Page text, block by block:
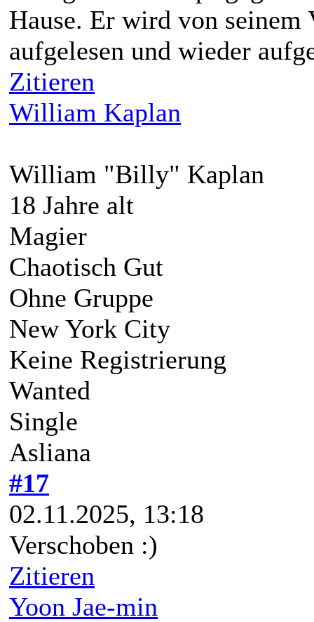
Hause. Er wird von seinem
aufgelesen und wieder
Zitieren
William Kaplan
William "Billy" Kaplan
18 Jahre alt
Magier
Chaotisch Gut
Ohne Gruppe
New York City
Keine Registrierung
Wanted
Single
Asliana
#17
02.11.2025, 13:18
Verschoben :)
Zitieren
Yoon Jae-min